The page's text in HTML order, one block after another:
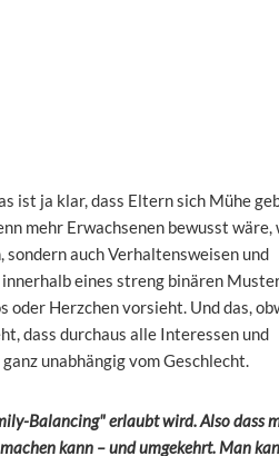
ist ja klar, dass Eltern sich Mühe
mehr Erwachsenen bewusst wäre,
auch Verhaltensweisen und
eines streng binären
oder Herzchen vorsieht. Und das,
dass durchaus alle Interessen und
unabhängig vom Geschlecht.
Balancing" erlaubt wird. Also dass
kann – und umgekehrt. Man